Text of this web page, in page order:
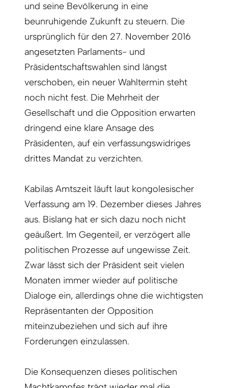
und seine Bevölkerung in eine
beunruhigende Zukunft zu steuern. Die
ursprünglich für den 27. November 2016
angesetzten Parlaments- und
Präsidentschaftswahlen sind längst
verschoben, ein neuer Wahltermin steht
noch nicht fest. Die Mehrheit der
Gesellschaft und die Opposition erwarten
dringend eine klare Ansage des
Präsidenten, auf ein verfassungswidriges
drittes Mandat zu verzichten.
Kabilas Amtszeit läuft laut kongolesischer
Verfassung am 19. Dezember dieses Jahres
aus. Bislang hat er sich dazu noch nicht
geäußert. Im Gegenteil, er verzögert alle
politischen Prozesse auf ungewisse Zeit.
Zwar lässt sich der Präsident seit vielen
Monaten immer wieder auf politische
Dialoge ein, allerdings ohne die wichtigsten
Repräsentanten der Opposition
miteinzubeziehen und sich auf ihre
Forderungen einzulassen.
Die Konsequenzen dieses politischen